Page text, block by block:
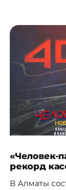
«Человек-
рекорд
В Алматы